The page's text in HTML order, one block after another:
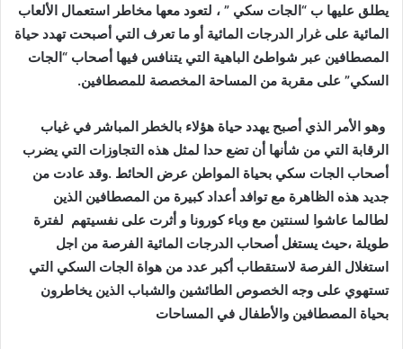
يطلق عليها ب “الجات سكي ” ، لتعود معها مخاطر استعمال الألعاب
المائية على غرار الدرجات المائية أو ما تعرف التي أصبحت تهدد حياة
المصطافين عبر شواطئ الباهية التي يتنافس فيها أصحاب “الجات
السكي” على مقربة من المساحة المخصصة للمصطافين.
وهو الأمر الذي أصبح يهدد حياة هؤلاء بالخطر المباشر في غياب
الرقابة التي من شأنها أن تضع حدا لمثل هذه التجاوزات التي يضرب
أصحاب الجات سكي بحياة المواطن عرض الحائط .وقد عادت من
جديد هذه الظاهرة مع توافد أعداد كبيرة من المصطافين الذين
لطالما عاشوا لسنتين مع وباء كورونا و أثرت على نفسيتهم لفترة
طويلة ،حيث يستغل أصحاب الدرجات المائية الفرصة من اجل
استغلال الفرصة لاستقطاب أكبر عدد من هواة الجات السكي التي
تستهوي على وجه الخصوص الطائشين والشباب الذين يخاطرون
بحياة المصطافين والأطفال في المساحات